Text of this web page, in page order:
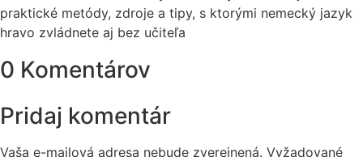
praktické metódy, zdroje a tipy, s ktorými nemecký jazyk
hravo zvládnete aj bez učiteľa
0 Komentárov
Pridaj komentár
Vaša e-mailová adresa nebude zverejnená. Vyžadované